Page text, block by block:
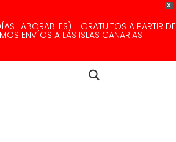
X
LABORABLES) - GRATUITOS A PARTIR DE
ENVÍOS A LAS ISLAS CANARIAS